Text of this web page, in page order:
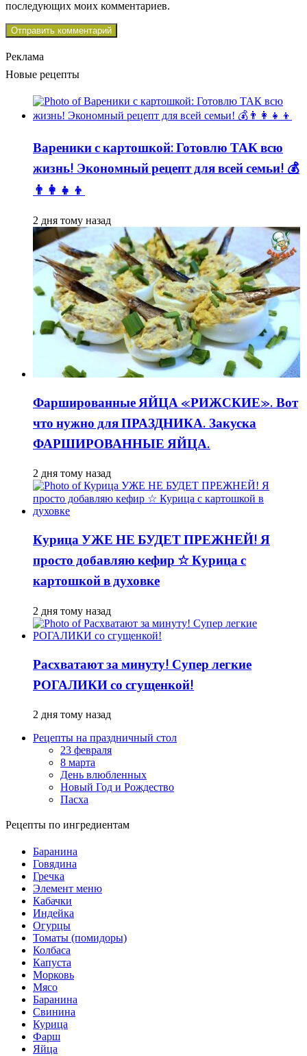
последующих моих комментариев.
Реклама
Новые рецепты
Вареники с картошкой: Готовлю ТАК всю
жизнь! Экономный рецепт для всей семьи! 💰
👨👩👧👦
2 дня тому назад
Фаршированные ЯЙЦА «РИЖСКИЕ». Вот
что нужно для ПРАЗДНИКА. Закуска
ФАРШИРОВАННЫЕ ЯЙЦА.
2 дня тому назад
Курица УЖЕ НЕ БУДЕТ ПРЕЖНЕЙ! Я
просто добавляю кефир ☆ Курица с
картошкой в духовке
2 дня тому назад
Расхватают за минуту! Супер легкие
РОГАЛИКИ со сгущенкой!
2 дня тому назад
Рецепты на праздничный стол
23 февраля
8 марта
День влюбленных
Новый Год и Рождество
Пасха
Рецепты по ингредиентам
Баранина
Говядина
Гречка
Элемент меню
Кабачки
Индейка
Огурцы
Томаты (помидоры)
Колбаса
Капуста
Морковь
Мясо
Баранина
Свинина
Курица
Фарш
Яйца